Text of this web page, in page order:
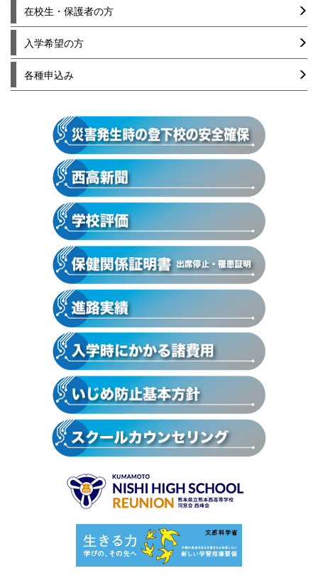
在校生・保護者の方
入学希望の方
各種申込み